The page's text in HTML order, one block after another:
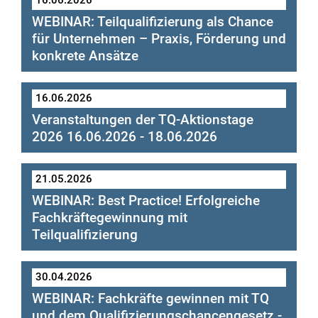
undPädagogischen Anforderungen
WEBINAR: Teilqualifizierung als Chance
für Unternehmen – Praxis, Förderung und
konkrete Ansätze
LinkedIn
Hier finden Sie weitere Informationen
16.06.2026
Veranstaltungen der TQ-Aktionstage
2026 16.06.2026 - 18.06.2026
21.05.2026
WEBINAR: Best Practice! Erfolgreiche
Fachkräftegewinnung mit
Teilqualifizierung
30.04.2026
WEBINAR: Fachkräfte gewinnen mit TQ